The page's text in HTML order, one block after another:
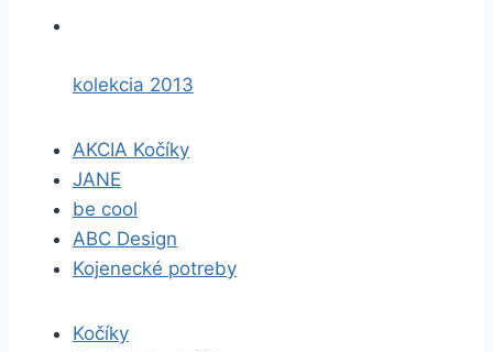
kolekcia 2013
AKCIA Kočíky
JANE
be cool
ABC Design
Kojenecké potreby
Kočíky